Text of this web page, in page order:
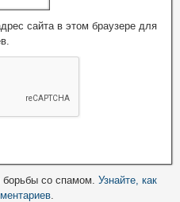
сайта в этом браузере для
борьбы со спамом. Узнайте, как
.